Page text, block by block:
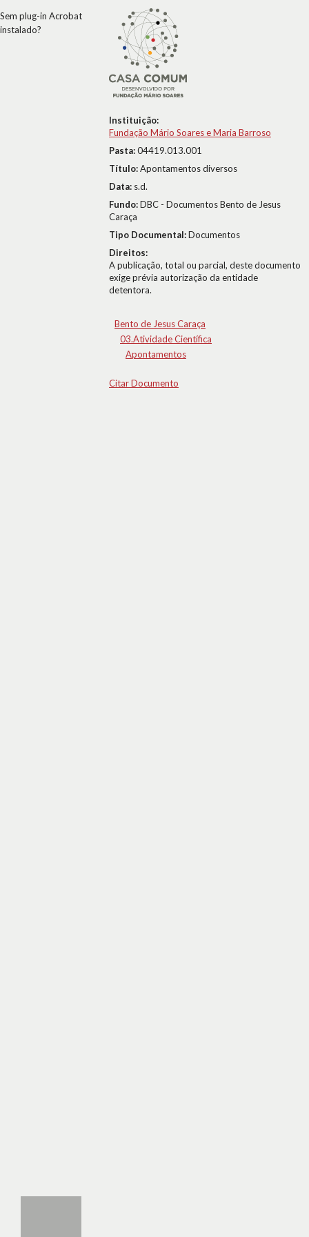
Instituição:
Fundação Mário Soares e Maria Barroso
Pasta:04419.013.001
Título:Apontamentos diversos
Data: s.d.
Fundo:DBC - Documentos Bento de Jesus
Caraça
Tipo Documental:Documentos
Direitos:
A publicação, total ou parcial, deste documento
exige prévia autorização da entidade
detentora.
Bento de Jesus Caraça
03.Atividade Científica
Apontamentos
Citar Documento
Sem plug-in Acrobat
instalado?